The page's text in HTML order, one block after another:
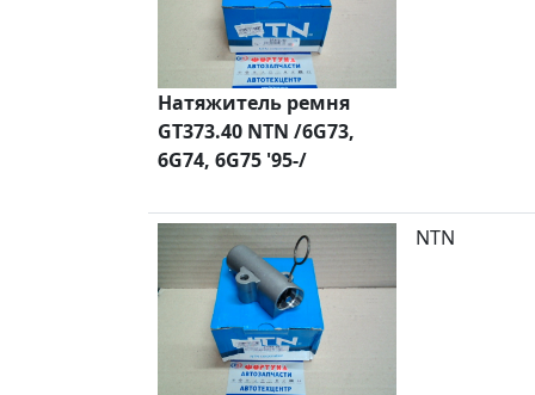
Натяжитель ремня
GT373.40 NTN /6G73,
6G74, 6G75 '95-/
NTN